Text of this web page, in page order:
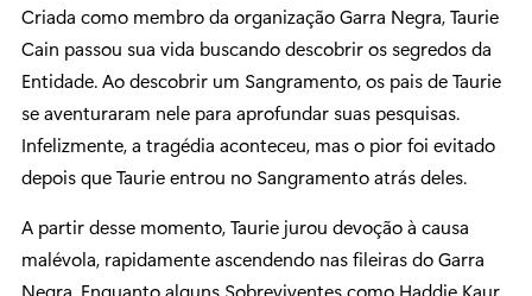
Criada como membro da organização Garra Negra, Taurie
Cain passou sua vida buscando descobrir os segredos da
Entidade. Ao descobrir um Sangramento, os pais de Taurie
se aventuraram nele para aprofundar suas pesquisas.
Infelizmente, a tragédia aconteceu, mas o pior foi evitado
depois que Taurie entrou no Sangramento atrás deles.
A partir desse momento, Taurie jurou devoção à causa
malévola, rapidamente ascendendo nas fileiras do Garra
Negra. Enquanto alguns Sobreviventes como Haddie Kaur